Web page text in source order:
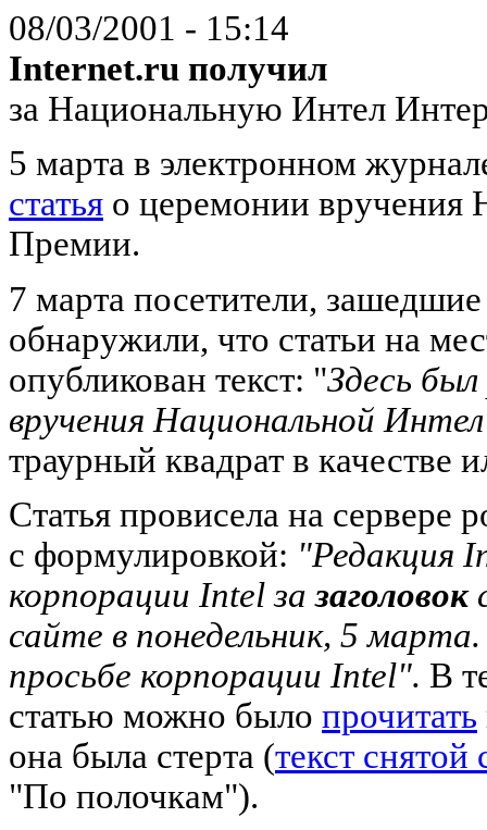
08/03/2001 - 15:14
Internet.ru получил
за Национальную Интел
5 марта в электронном
статья о церемонии вручения
Премии.
7 марта посетители,
обнаружили, что статьи на
опубликован текст: "Здесь
вручения Национальной
траурный квадрат в качестве
Статья провисела на сервере
с формулировкой: "Редакция
корпорации Intel зазаголовок
сайте в понедельник, 5
просьбе корпорации Intel". В
статью можно было прочитать
она была стерта (текст снятой
"По полочкам").